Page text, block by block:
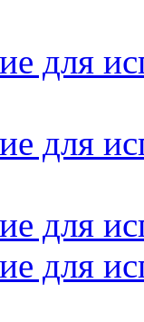
для
для
для
для